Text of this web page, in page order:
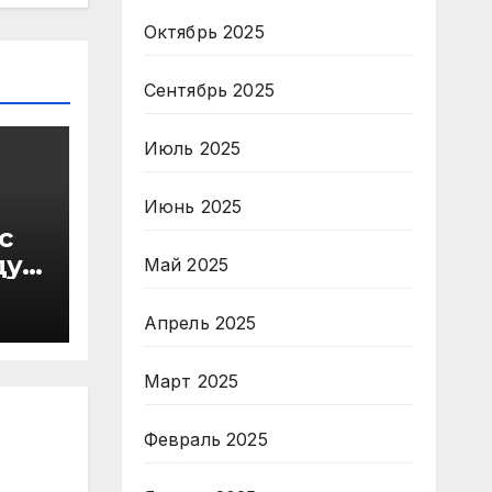
Октябрь 2025
Сентябрь 2025
Июль 2025
Июнь 2025
Май 2025
Апрель 2025
Март 2025
Февраль 2025